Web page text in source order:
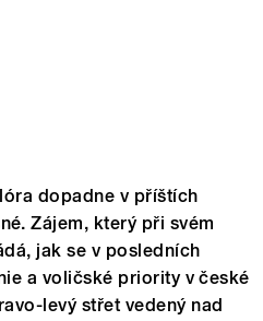
dopadne v příštích
Zájem, který při svém
jak se v posledních
a voličské priority v české
levý střet vedený nad